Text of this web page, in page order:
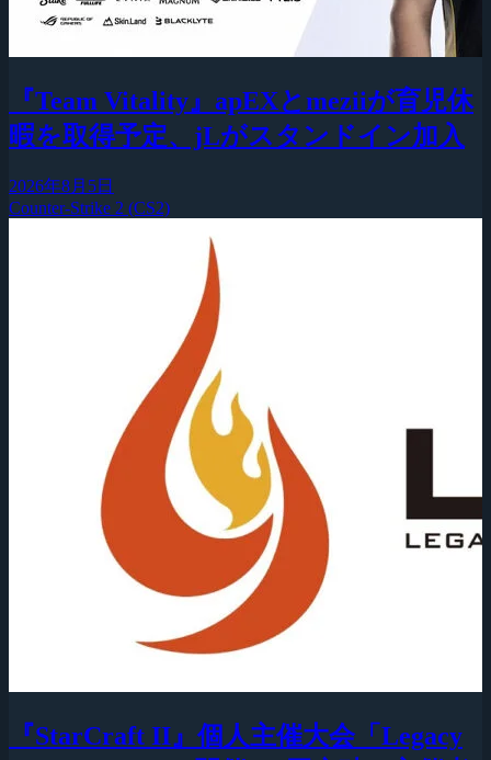
『Team Vitality』apEXとmeziiが育児休
暇を取得予定、jLがスタンドイン加入
2026年8月5日
Counter-Strike 2 (CS2)
『StarCraft II』個人主催大会「Legacy